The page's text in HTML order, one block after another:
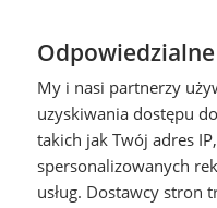
My i nasi partnerzy
uzyskiwania dostępu
takich jak Twój adres
spersonalizowanych
usług. Dostawcy stron